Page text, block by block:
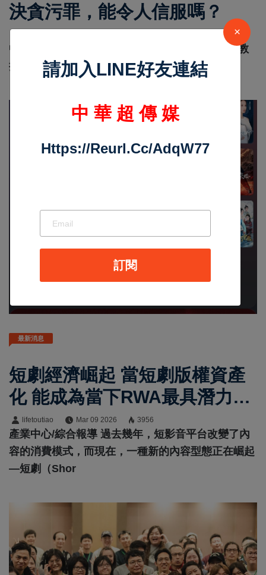
決貪污罪，能令人信服嗎？
中華超傳媒 (撰文/ 亞洲大學財法律系主任 蔡佩芬教
授)
最新消息
短劇經濟崛起 當短劇版權資產
化 能成為當下RWA最具潛力熱
門標的
lifetoutiao Mar 09 2026 3956
產業中心/綜合報導 過去幾年，短影音平台改變了內
容的消費模式，而現在，一種新的內容型態正在崛起
—短劇（Shor
×
請加入LINE好友連結
中 華 超 傳 媒
Https://reurl.cc/adqW77
訂閱